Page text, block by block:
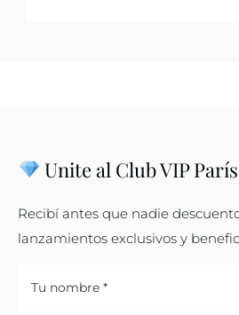
Unite al Club VIP
Recibí antes que nadie
lanzamientos exclusivos y